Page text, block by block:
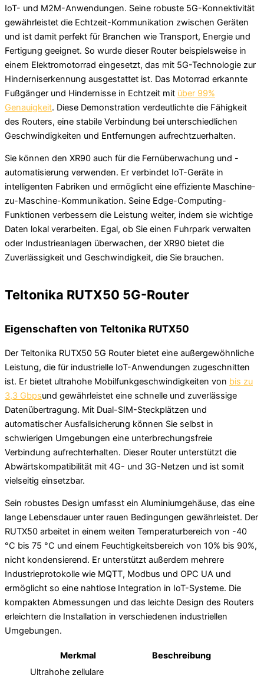
IoT- und M2M-Anwendungen. Seine robuste 5G-Konnektivität
gewährleistet die Echtzeit-Kommunikation zwischen Geräten
und ist damit perfekt für Branchen wie Transport, Energie und
Fertigung geeignet. So wurde dieser Router beispielsweise in
einem Elektromotorrad eingesetzt, das mit 5G-Technologie zur
Hinderniserkennung ausgestattet ist. Das Motorrad erkannte
Fußgänger und Hindernisse in Echtzeit mit über 99%
Genauigkeit. Diese Demonstration verdeutlichte die Fähigkeit
des Routers, eine stabile Verbindung bei unterschiedlichen
Geschwindigkeiten und Entfernungen aufrechtzuerhalten.
Sie können den XR90 auch für die Fernüberwachung und -
automatisierung verwenden. Er verbindet IoT-Geräte in
intelligenten Fabriken und ermöglicht eine effiziente Maschine-
zu-Maschine-Kommunikation. Seine Edge-Computing-
Funktionen verbessern die Leistung weiter, indem sie wichtige
Daten lokal verarbeiten. Egal, ob Sie einen Fuhrpark verwalten
oder Industrieanlagen überwachen, der XR90 bietet die
Zuverlässigkeit und Geschwindigkeit, die Sie brauchen.
Teltonika RUTX50 5G-Router
Eigenschaften von Teltonika RUTX50
Der Teltonika RUTX50 5G Router bietet eine außergewöhnliche
Leistung, die für industrielle IoT-Anwendungen zugeschnitten
ist. Er bietet ultrahohe Mobilfunkgeschwindigkeiten von bis zu
3,3 Gbpsund gewährleistet eine schnelle und zuverlässige
Datenübertragung. Mit Dual-SIM-Steckplätzen und
automatischer Ausfallsicherung können Sie selbst in
schwierigen Umgebungen eine unterbrechungsfreie
Verbindung aufrechterhalten. Dieser Router unterstützt die
Abwärtskompatibilität mit 4G- und 3G-Netzen und ist somit
vielseitig einsetzbar.
Sein robustes Design umfasst ein Aluminiumgehäuse, das eine
lange Lebensdauer unter rauen Bedingungen gewährleistet. Der
RUTX50 arbeitet in einem weiten Temperaturbereich von -40
°C bis 75 °C und einem Feuchtigkeitsbereich von 10% bis 90%,
nicht kondensierend. Er unterstützt außerdem mehrere
Industrieprotokolle wie MQTT, Modbus und OPC UA und
ermöglicht so eine nahtlose Integration in IoT-Systeme. Die
kompakten Abmessungen und das leichte Design des Routers
erleichtern die Installation in verschiedenen industriellen
Umgebungen.
Merkmal
Beschreibung
Ultrahohe zellulare